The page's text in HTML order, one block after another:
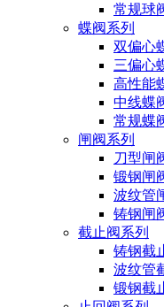
常规球
蝶阀系列
双偏心
三偏心
高性能
中线蝶
常规蝶
闸阀系列
刀型闸
锻钢闸
波纹管
铸钢闸
截止阀系列
铸钢截
波纹管
锻钢截